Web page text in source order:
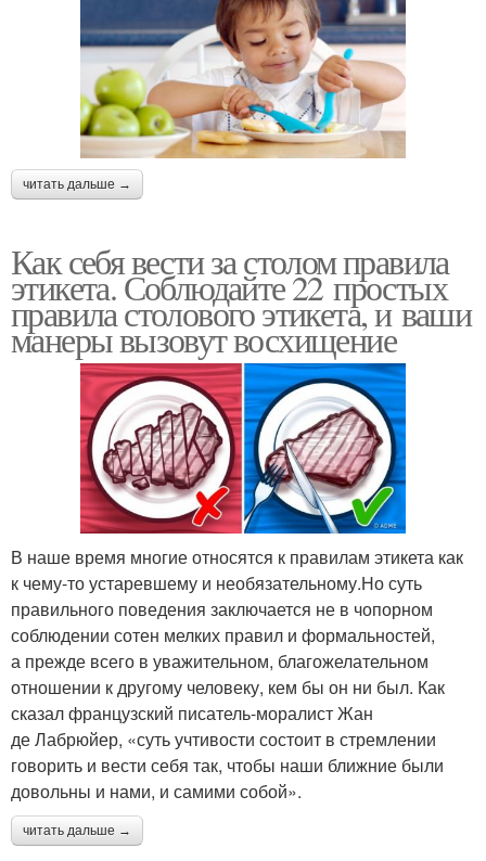
читать дальше →
Как себя вести за столом правила
этикета. Соблюдайте 22 простых
правила столового этикета, и ваши
манеры вызовут восхищение
В наше время многие относятся к правилам этикета как
к чему-то устаревшему и необязательному.Но суть
правильного поведения заключается не в чопорном
соблюдении сотен мелких правил и формальностей,
а прежде всего в уважительном, благожелательном
отношении к другому человеку, кем бы он ни был. Как
сказал французский писатель-моралист Жан
де Лабрюйер, «суть учтивости состоит в стремлении
говорить и вести себя так, чтобы наши ближние были
довольны и нами, и самими собой».
читать дальше →